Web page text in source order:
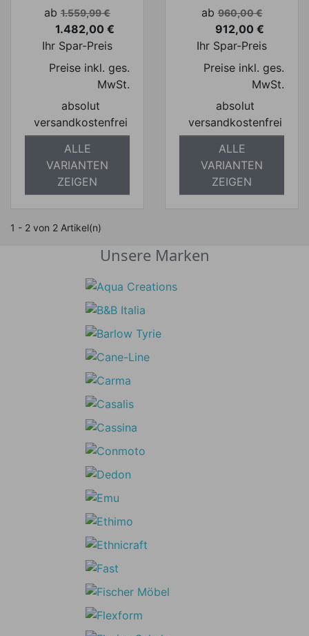
Verkaufspreis
ab 1.559,99 €
Preis
1.482,00 €
Ihr Spar-Preis
Preise inkl. ges.
MwSt.
absolut
versandkostenfrei
ALLE
VARIANTEN
ZEIGEN
Verkaufspreis
ab 960,00 €
Preis
912,00 €
Ihr Spar-Preis
Preise inkl. ges.
MwSt.
absolut
versandkostenfrei
ALLE
VARIANTEN
ZEIGEN
1 - 2 von 2 Artikel(n)
Unsere Marken